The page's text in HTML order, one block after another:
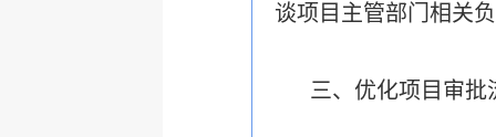
谈项目主管部门相关
三、优化项目审批